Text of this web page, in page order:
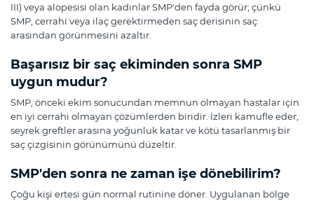
III) veya alopesisi olan kadınlar SMP'den fayda görür; çünkü
SMP, cerrahi veya ilaç gerektirmeden saç derisinin saç
arasından görünmesini azaltır.
Başarısız bir saç ekiminden sonra SMP
uygun mudur?
SMP, önceki ekim sonucundan memnun olmayan hastalar için
en iyi cerrahi olmayan çözümlerden biridir. İzleri kamufle eder,
seyrek greftler arasına yoğunluk katar ve kötü tasarlanmış bir
saç çizgisinin görünümünü düzeltir.
SMP'den sonra ne zaman işe dönebilirim?
Çoğu kişi ertesi gün normal rutinine döner. Uygulanan bölge